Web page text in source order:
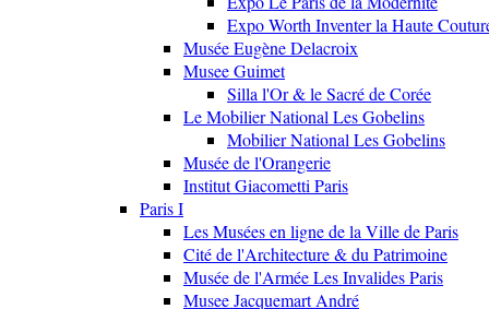
Expo Worth Inventer la Haute
Musée Eugène Delacroix
Musee Guimet
Silla l'Or & le Sacré de Corée
Le Mobilier National Les Gobelins
Mobilier National Les Gobelins
Musée de l'Orangerie
Institut Giacometti Paris
Paris I
Les Musées en ligne de la Ville de Paris
Cité de l'Architecture & du Patrimoine
Musée de l'Armée Les Invalides Paris
Musee Jacquemart André